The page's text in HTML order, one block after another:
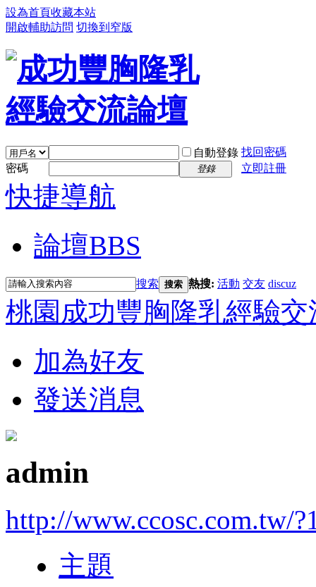
設為首頁收藏本站
開啟輔助訪問 切換到窄版
自動登錄 找回密碼
密碼
登錄 立即註冊
快捷導航
論壇BBS
搜索 搜索 熱搜: 活動 交友 discuz
桃園成功豐胸隆乳經驗交
加為好友
發送消息
admin
http://www.ccosc.com.tw/
主題